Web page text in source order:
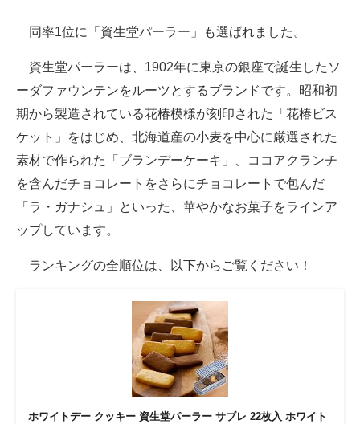
同率1位に「資生堂パーラー」も選ばれました。
資生堂パーラーは、1902年に東京の銀座で誕生したソ
ーダファウンテンをルーツとするブランドです。昭和初
期から製造されている花椿模様が刻印された「花椿ビス
ケット」をはじめ、北海道産の小麦を中心に厳選された
素材で作られた「ブランデーケーキ」、ココアクランチ
を含んだチョコレートをさらにチョコレートで包んだ
「ラ・ガナシュ」といった、華やかなお菓子をラインア
ップしています。
ランキングの全順位は、以下からご覧ください！
ホワイトデー クッキー 資生堂パーラー サブレ 22枚入 ホワイト